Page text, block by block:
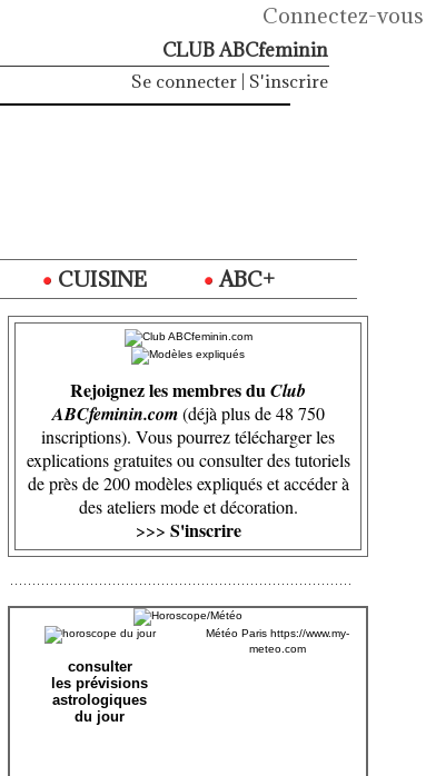
Connectez-vous
CLUB ABCfeminin
Se connecter S'inscrire
CUISINE
ABC+
Rejoignez les membres duClub
ABCfeminin.com(déjà plus de 48 750
inscriptions). Vous pourrez télécharger les
explications gratuites ou consulter des tutoriels
de près de 200 modèles expliqués et accéder à
des ateliers mode et décoration.
>>> S'inscrire
consulter
les prévisions
astrologiques
du jour
Météo Paris https://www.my-
meteo.com